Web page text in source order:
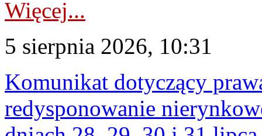
Więcej...
5 sierpnia 2026, 10:31
Komunikat dotyczący
redysponowanie